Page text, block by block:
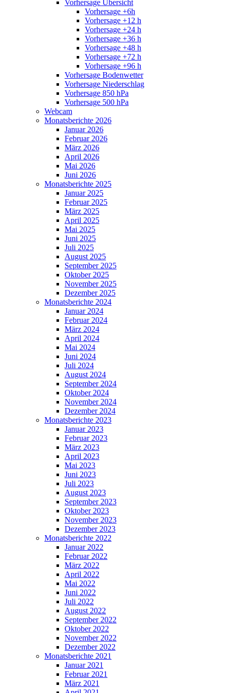
Vorhersage Übersicht
Vorhersage +6h
Vorhersage +12 h
Vorhersage +24 h
Vorhersage +36 h
Vorhersage +48 h
Vorhersage +72 h
Vorhersage +96 h
Vorhersage Bodenwetter
Vorhersage Niederschlag
Vorhersage 850 hPa
Vorhersage 500 hPa
Webcam
Monatsberichte 2026
Januar 2026
Februar 2026
März 2026
April 2026
Mai 2026
Juni 2026
Monatsberichte 2025
Januar 2025
Februar 2025
März 2025
April 2025
Mai 2025
Juni 2025
Juli 2025
August 2025
September 2025
Oktober 2025
November 2025
Dezember 2025
Monatsberichte 2024
Januar 2024
Februar 2024
März 2024
April 2024
Mai 2024
Juni 2024
Juli 2024
August 2024
September 2024
Oktober 2024
November 2024
Dezember 2024
Monatsberichte 2023
Januar 2023
Februar 2023
März 2023
April 2023
Mai 2023
Juni 2023
Juli 2023
August 2023
September 2023
Oktober 2023
November 2023
Dezember 2023
Monatsberichte 2022
Januar 2022
Februar 2022
März 2022
April 2022
Mai 2022
Juni 2022
Juli 2022
August 2022
September 2022
Oktober 2022
November 2022
Dezember 2022
Monatsberichte 2021
Januar 2021
Februar 2021
März 2021